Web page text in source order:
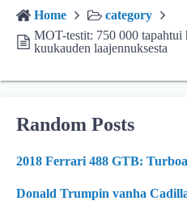
Home
category
MOT-testit: 750 000 tapahtui
kuukauden laajennuksesta
Random Posts
2018 Ferrari 488 GTB:
Donald Trumpin vanha